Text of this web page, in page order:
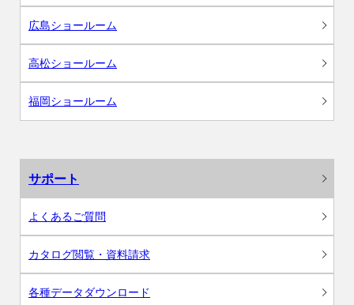
広島ショールーム
高松ショールーム
福岡ショールーム
サポート
よくあるご質問
カタログ閲覧・資料請求
各種データダウンロード